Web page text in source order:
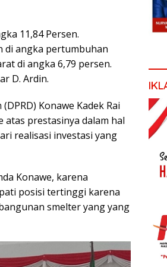
11,84 Persen.
di angka pertumbuhan
di angka 6,79 persen.
D. Ardin.
Konawe Kadek Rai
atas prestasinya dalam hal
realisasi investasi yang
Konawe, karena
posisi tertinggi karena
smelter yang yang